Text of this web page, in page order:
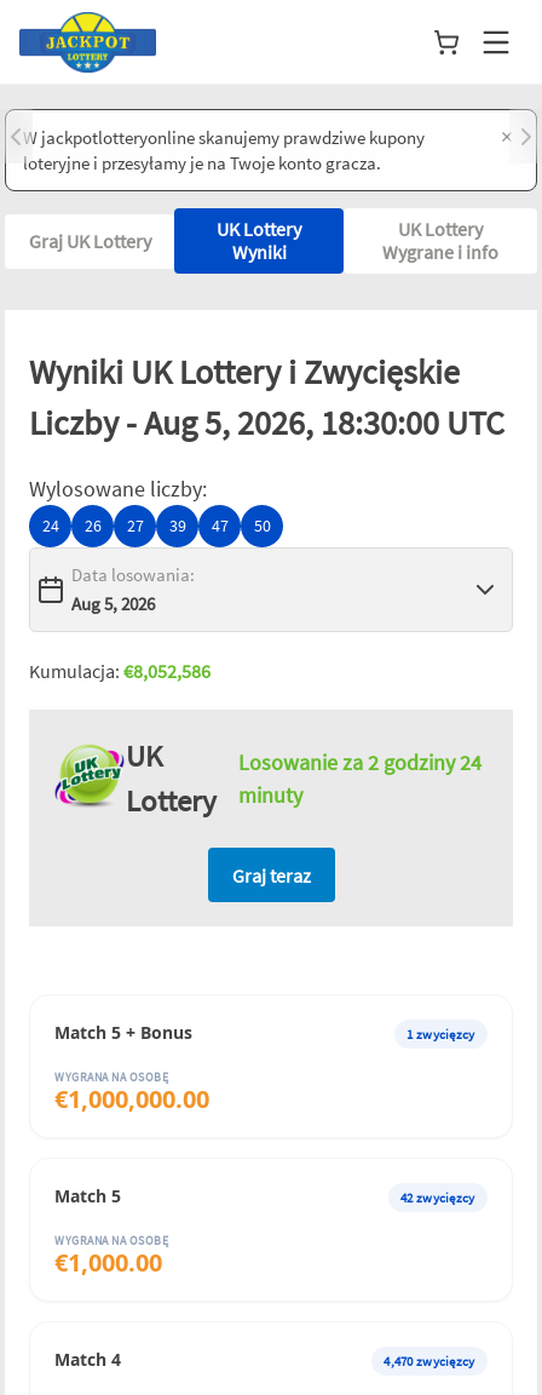
W jackpotlotteryonline skanujemy prawdziwe kupony
loteryjne i przesyłamy je na Twoje konto gracza.
×
Graj UK Lottery
UK Lottery
Wyniki
UK Lottery
Wygrane i info
Wyniki UK Lottery i Zwycięskie
Liczby - Aug 5, 2026, 18:30:00 UTC
Wylosowane liczby:
24 26 27 39 47 50
Data losowania:
Kumulacja: €8,052,586
UK
Lottery
Losowanie za2 godziny 24
minuty
Graj teraz
Match 5 + Bonus 1zwycięzcy
WYGRANA NA OSOBĘ
€1,000,000.00
Match 5 42zwycięzcy
WYGRANA NA OSOBĘ
€1,000.00
Match 4 4,470zwycięzcy